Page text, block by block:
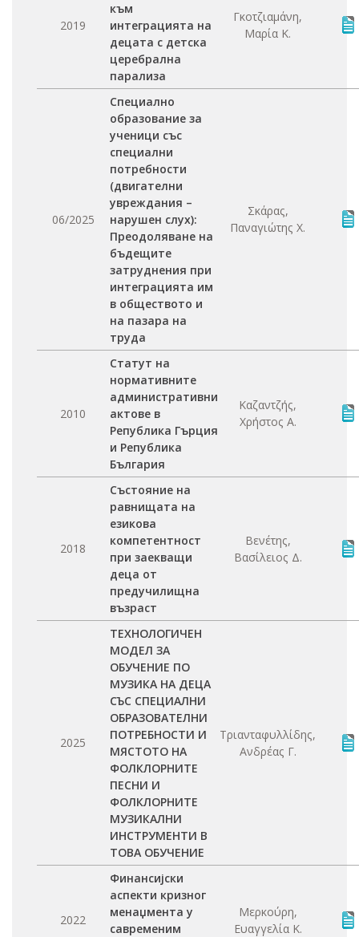
2019
към
интеграцията на
децата с детска
церебрална
парализа
Γκοτζιαμάνη,
Μαρία Κ.
06/2025
Специално
образование за
ученици със
специални
потребности
(двигателни
увреждания –
нарушен слух):
Преодоляване на
бъдещите
затруднения при
интеграцията им
в обществото и
на пазара на
труда
Σκάρας,
Παναγιώτης Χ.
2010
Статут на
нормативните
административни
актове в
Република Гърция
и Република
България
Καζαντζής,
Χρήστος Α.
2018
Състояние на
равнищата на
езикова
компетентност
при заекващи
деца от
предучилищна
възраст
Βενέτης,
Βασίλειος Δ.
2025
ТЕХНОЛОГИЧЕН
МОДЕЛ ЗА
ОБУЧЕНИЕ ПО
МУЗИКА НА ДЕЦА
СЪС СПЕЦИАЛНИ
ОБРАЗОВАТЕЛНИ
ПОТРЕБНОСТИ И
МЯСТОТО НА
ФОЛКЛОРНИТЕ
ПЕСНИ И
ФОЛКЛОРНИТЕ
МУЗИКАЛНИ
ИНСТРУМЕНТИ В
ТОВА ОБУЧЕНИЕ
Τριανταφυλλίδης,
Ανδρέας Γ.
2022
Финансијски
аспекти кризног
менаџмента у
савременим
Μερκούρη,
Ευαγγελία Κ.